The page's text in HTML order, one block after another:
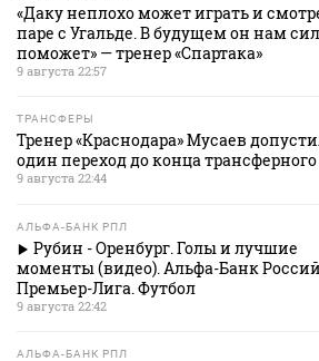
«Даку неплохо может играть и
паре с Угальде. В будущем он нам
поможет» — тренер «Спартака»
9 августа 22:57
ТРАНСФЕРЫ
Тренер «Краснодара» Мусаев
один переход до конца
9 августа 22:44
АЛЬФА-БАНК РПЛ
Рубин - Оренбург. Голы и лучшие
моменты (видео). Альфа-Банк
Премьер-Лига. Футбол
9 августа 22:42
АЛЬФА-БАНК РПЛ